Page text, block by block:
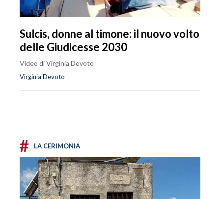
Sulcis, donne al timone: il nuovo volto
delle Giudicesse 2030
Video di Virginia Devoto
Virginia Devoto
# LA CERIMONIA